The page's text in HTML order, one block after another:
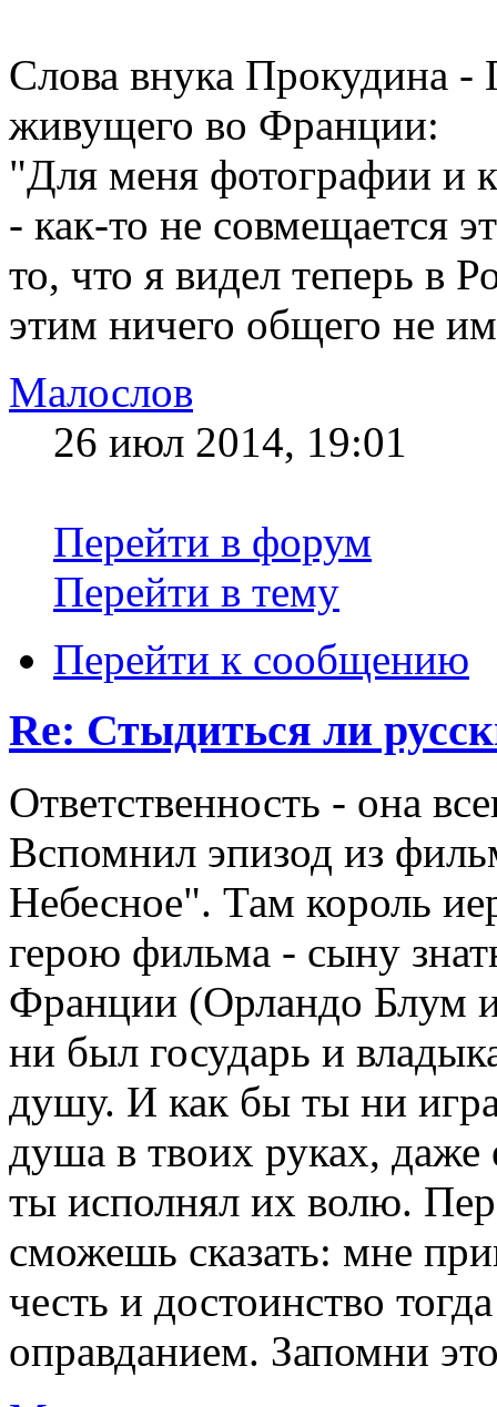
Слова внука Прокудина -
живущего во Франции:
"Для меня фотографии и
- как-то не совмещается
то, что я видел теперь в
этим ничего общего не
Малослов
26 июл 2014, 19:01
Перейти в форум
Перейти в тему
Перейти к сообщению
Re: Стыдиться ли
Ответственность - она
Вспомнил эпизод из
Небесное". Там король
герою фильма - сыну
Франции (Орландо Блум
ни был государь и
душу. И как бы ты ни
душа в твоих руках, даже
ты исполнял их волю.
сможешь сказать: мне
честь и достоинство
оправданием. Запомни